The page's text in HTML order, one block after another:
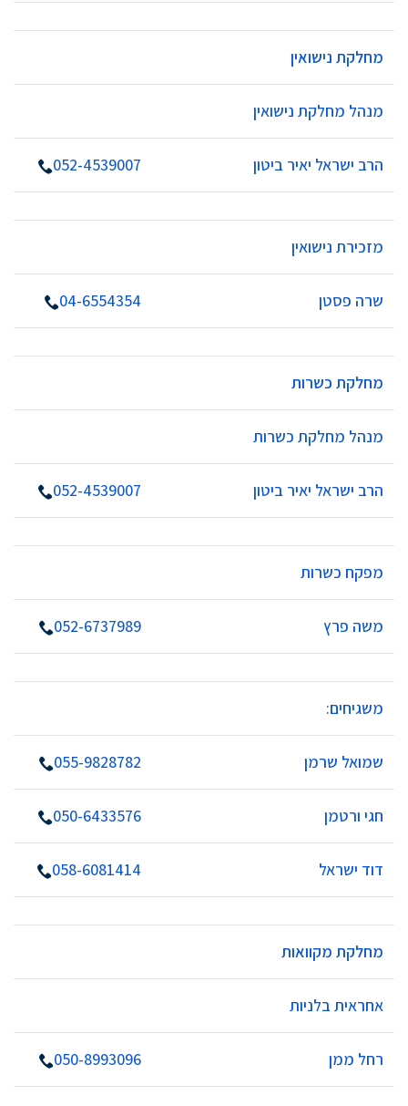
מחלקת נישואין
מנהל מחלקת נישואין
הרב ישראל יאיר ביטון 052-4539007
מזכירת נישואין
שרה פסטן 04-6554354
מחלקת כשרות
מנהל מחלקת כשרות
הרב ישראל יאיר ביטון 052-4539007
מפקח כשרות
משה פרץ 052-6737989
משגיחים:
שמואל שרמן 055-9828782
חגי ורטמן 050-6433576
דוד ישראל 058-6081414
מחלקת מקוואות
אחראית בלניות
רחל ממן 050-8993096